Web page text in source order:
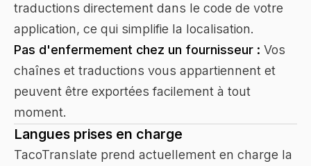
traductions directement dans le code de votre
application, ce qui simplifie la localisation.
Pas d'enfermement chez un fournisseur : Vos
chaînes et traductions vous appartiennent et
peuvent être exportées facilement à tout
moment.
Langues prises en charge
TacoTranslate prend actuellement en charge la